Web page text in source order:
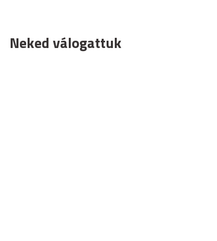
Neked válogattuk